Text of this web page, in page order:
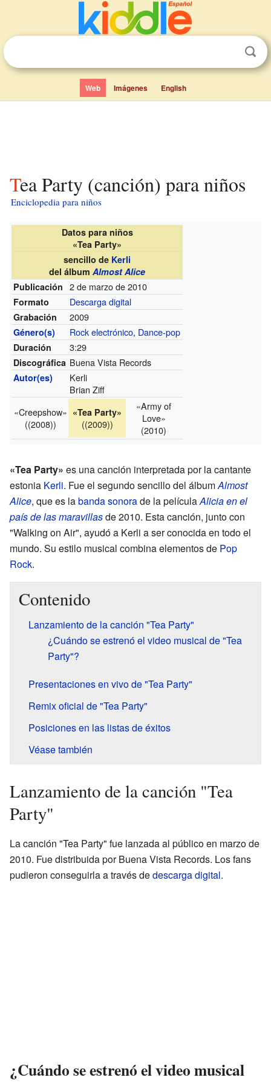
Web Imágenes English
Tea Party (canción) para niños
Enciclopedia para niños
Datos para niños
«Tea Party»
sencillo de Kerli
del álbumAlmost Alice
Publicación
2 de marzo de 2010
Formato Descarga digital
Grabación 2009
Género(s) Rock electrónico, Dance-pop
Duración 3:29
Discográfica Buena Vista Records
Autor(es)
Kerli
Brian Ziff
«Creepshow»
((2008))
«Tea Party»
((2009))
«Army of
Love»
(2010)
«Tea Party» es una canción interpretada por la cantante
estonia Kerli. Fue el segundo sencillo del álbumAlmost
Alice, que es labanda sonorade la películaAlicia en el
país de las maravillasde 2010. Esta canción, junto con
"Walking on Air", ayudó a Kerli a ser conocida en todo el
mundo. Su estilo musical combina elementos de Pop
Rock.
Contenido
Lanzamiento de la canción "Tea Party"
¿Cuándo se estrenó el video musical de "Tea
Party"?
Presentaciones en vivo de "Tea Party"
Remix oficial de "Tea Party"
Posiciones en las listas de éxitos
Véase también
Lanzamiento de la canción "Tea
Party"
La canción "Tea Party" fue lanzada al público en marzo de
2010. Fue distribuida por Buena Vista Records. Los fans
pudieron conseguirla a través dedescarga digital.
¿Cuándo se estrenó el video musical